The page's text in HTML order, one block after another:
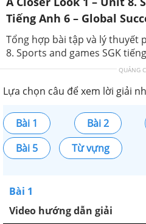
Tiếng Anh 6 – Global
Tổng hợp bài tập và lý thuyết
8. Sports and games SGK
QUẢNG
Lựa chọn câu để xem lời giải
Bài 1 Bài 2
Bài 5
Từ vựng
Bài 1
Video hướng dẫn giải